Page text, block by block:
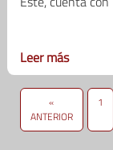
Leer más
«
ANTERIOR
1